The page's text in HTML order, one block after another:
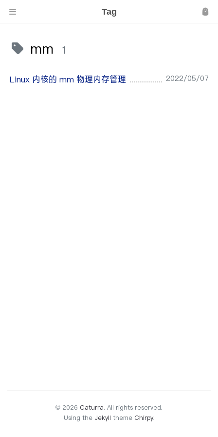
Tag
mm 1
Linux 内核的 mm 物理内存管理 2022/05/07
© 2026 Caturra. All rights reserved.
Using the Jekyll theme Chirpy.